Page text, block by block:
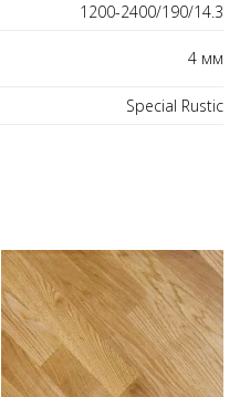
1200-2400/190/14.3
4 мм
Special Rustic